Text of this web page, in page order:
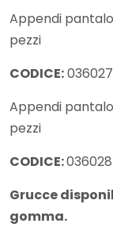
Appendi
pezzi
CODICE:036027
Appendi
pezzi
CODICE:036028
Grucce
gomma.